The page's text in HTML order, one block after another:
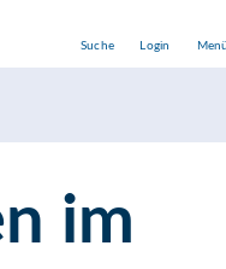
Suche Login
im